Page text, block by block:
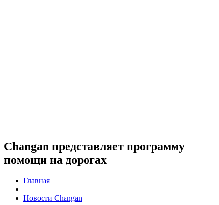
Changan представляет программу
помощи на дорогах
Главная
Новости Changan